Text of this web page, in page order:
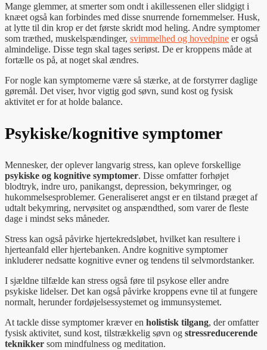
Mange glemmer, at smerter som ondt i akillessenen eller slidgigt i
knæet også kan forbindes med disse snurrende fornemmelser. Husk,
at lytte til din krop er det første skridt mod heling. Andre symptomer
som træthed, muskelspændinger, svimmelhed og hovedpine er også
almindelige. Disse tegn skal tages seriøst. De er kroppens måde at
fortælle os på, at noget skal ændres.
For nogle kan symptomerne være så stærke, at de forstyrrer daglige
gøremål. Det viser, hvor vigtig god søvn, sund kost og fysisk
aktivitet er for at holde balance.
Psykiske/kognitive symptomer
Mennesker, der oplever langvarig stress, kan opleve forskellige
psykiske og kognitive symptomer. Disse omfatter forhøjet
blodtryk, indre uro, panikangst, depression, bekymringer, og
hukommelsesproblemer. Generaliseret angst er en tilstand præget af
udtalt bekymring, nervøsitet og anspændthed, som varer de fleste
dage i mindst seks måneder.
Stress kan også påvirke hjertekredsløbet, hvilket kan resultere i
hjerteanfald eller hjertebanken. Andre kognitive symptomer
inkluderer nedsatte kognitive evner og tendens til selvmordstanker.
I sjældne tilfælde kan stress også føre til psykose eller andre
psykiske lidelser. Det kan også påvirke kroppens evne til at fungere
normalt, herunder fordøjelsessystemet og immunsystemet.
At tackle disse symptomer kræver en holistisk tilgang, der omfatter
fysisk aktivitet, sund kost, tilstrækkelig søvn og stressreducerende
teknikker som mindfulness og meditation.